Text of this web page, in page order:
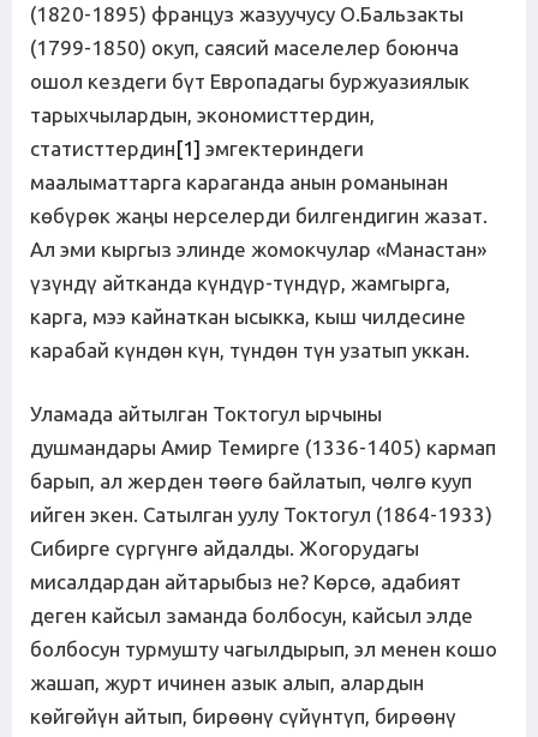
(1820-1895) француз жазуучусу О.Бальзакты
(1799-1850) окуп, саясий маселелер боюнча
ошол кездеги бүт Европадагы буржуазиялык
тарыхчылардын, экономисттердин,
статисттердин[1] эмгектериндеги
маалыматтарга караганда анын романынан
көбүрөк жаңы нерселерди билгендигин жазат.
Ал эми кыргыз элинде жомокчулар «Манастан»
үзүндү айтканда күндүр-түндүр, жамгырга,
карга, мээ кайнаткан ысыкка, кыш чилдесине
карабай күндөн күн, түндөн түн узатып уккан.
Уламада айтылган Токтогул ырчыны
душмандары Амир Темирге (1336-1405) кармап
барып, ал жерден төөгө байлатып, чөлгө кууп
ийген экен. Сатылган уулу Токтогул (1864-1933)
Сибирге сүргүнгө айдалды. Жогорудагы
мисалдардан айтарыбыз не? Көрсө, адабият
деген кайсыл заманда болбосун, кайсыл элде
болбосун турмушту чагылдырып, эл менен кошо
жашап, журт ичинен азык алып, алардын
көйгөйүн айтып, бирөөнү сүйүнтүп, бирөөнү